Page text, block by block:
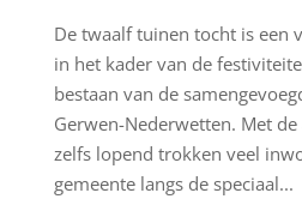
De twaalf tuinen tocht is een
in het kader van de
bestaan van de
Gerwen-Nederwetten. Met
zelfs lopend trokken veel
gemeente langs de speciaal...